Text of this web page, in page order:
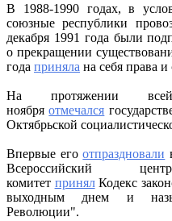
В 1988-1990 годах, в
союзные республики
декабря 1991 года были
о прекращении
года приняла на себя права
На протяжении
ноябряотмечался
Октябрьской
Впервые егоотпраздновали
Всероссийский
комитет принялКодекс
выходным днем и
Революции".